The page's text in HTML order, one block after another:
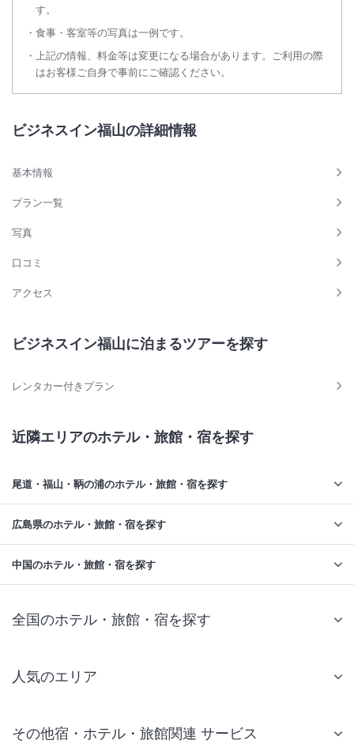
す。
食事・客室等の写真は一例です。
上記の情報、料金等は変更になる場合があります。ご利用の際
はお客様ご自身で事前にご確認ください。
ビジネスイン福山の詳細情報
基本情報
プラン一覧
写真
口コミ
アクセス
ビジネスイン福山に泊まるツアーを探す
レンタカー付きプラン
近隣エリアのホテル・旅館・宿を探す
尾道・福山・鞆の浦のホテル・旅館・宿を探す
広島県のホテル・旅館・宿を探す
中国のホテル・旅館・宿を探す
全国のホテル・旅館・宿を探す
人気のエリア
仙台 ホテル
その他宿・ホテル・旅館関連 サービス